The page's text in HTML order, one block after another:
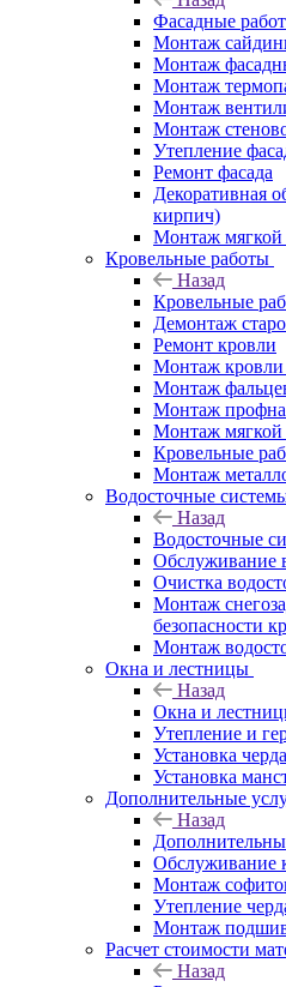
Фасадные
Монтаж
Монтаж
Монтаж
Монтаж
Монтаж
Утепление
Ремонт фасада
Декоративная
кирпич)
Монтаж мягкой
Кровельные работы
Назад
Кровельные
Демонтаж
Ремонт кровли
Монтаж кровли
Монтаж
Монтаж
Монтаж мягкой
Кровельные
Монтаж
Водосточные
Назад
Водосточные
Обслуживание
Очистка
Монтаж
безопасности
Монтаж
Окна и лестницы
Назад
Окна и
Утепление и
Установка
Установка
Дополнительные
Назад
Обслуживание
Монтаж
Утепление
Монтаж
Расчет стоимости
Назад